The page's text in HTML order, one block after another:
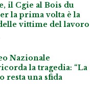
il Cgie al Bois du
la prima volta è la
vittime del lavoro
Nazionale
la tragedia: “La
resta una sfida